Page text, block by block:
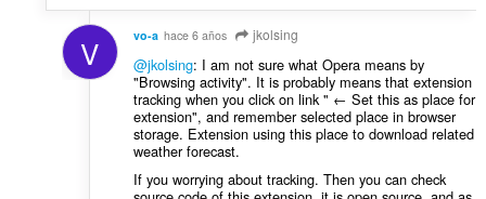
V vo-a hace 6 años jkolsing
@jkolsing: I am not sure what Opera means by
"Browsing activity". It is probably means that extension
tracking when you click on link " ← Set this as place for
extension", and remember selected place in browser
storage. Extension using this place to download related
weather forecast.
If you worrying about tracking. Then you can check